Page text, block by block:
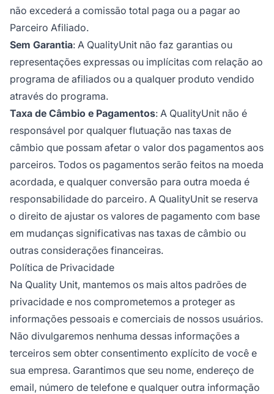
não excederá a comissão total paga ou a pagar ao
Parceiro Afiliado.
Sem Garantia: A QualityUnit não faz garantias ou
representações expressas ou implícitas com relação ao
programa de afiliados ou a qualquer produto vendido
através do programa.
Taxa de Câmbio e Pagamentos: A QualityUnit não é
responsável por qualquer flutuação nas taxas de
câmbio que possam afetar o valor dos pagamentos aos
parceiros. Todos os pagamentos serão feitos na moeda
acordada, e qualquer conversão para outra moeda é
responsabilidade do parceiro. A QualityUnit se reserva
o direito de ajustar os valores de pagamento com base
em mudanças significativas nas taxas de câmbio ou
outras considerações financeiras.
Política de Privacidade
Na Quality Unit, mantemos os mais altos padrões de
privacidade e nos comprometemos a proteger as
informações pessoais e comerciais de nossos usuários.
Não divulgaremos nenhuma dessas informações a
terceiros sem obter consentimento explícito de você e
sua empresa. Garantimos que seu nome, endereço de
email, número de telefone e qualquer outra informação